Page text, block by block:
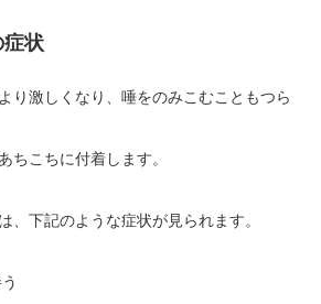
状
り激しくなり、唾をのみこむこともつら
ちこちに付着します。
、下記のような症状が見られます。